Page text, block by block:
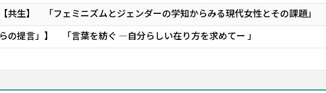
生】 「フェミニズムとジェンダーの学知からみる現代女性とその課題」
提言」】 「言葉を紡ぐ ―自分らしい在り方を求めてー 」